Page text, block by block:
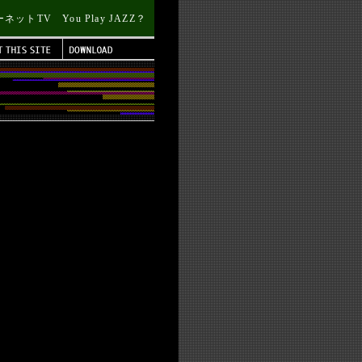
ネットTV You Play JAZZ？